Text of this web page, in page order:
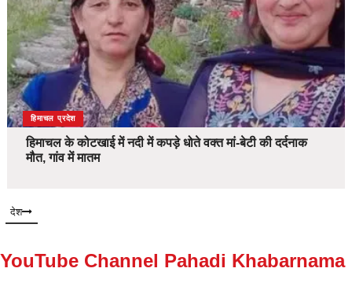
देश
हिमाचल प्रदेश
हिमाचल के कोटखाई में नदी में कपड़े धोते वक्त मां-बेटी की दर्दनाक
मौत, गांव में मातम
देश
YouTube Channel Pahadi Khabarnama